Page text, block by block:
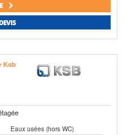
Eaux usées (hors WC)